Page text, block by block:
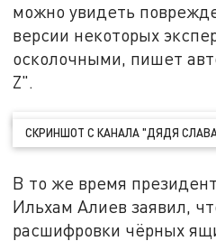
можно увидеть
версии некоторых
осколочными, пишет
Z".
СКРИНШОТ С КАНАЛА "ДЯДЯ
В то же время
Ильхам Алиев заявил,
расшифровки чёрных